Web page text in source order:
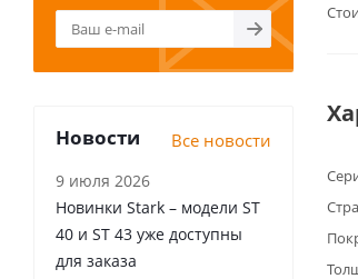
Новости Все новости
9 июля 2026
Новинки Stark – модели ST
40 и ST 43 уже доступны
для заказа